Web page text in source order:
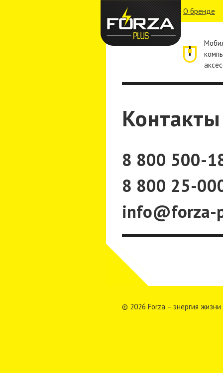
О бренде
Контакты
8 800 500-
8 800 25-
info@forza-
© 2026 Forza – энергия жизни